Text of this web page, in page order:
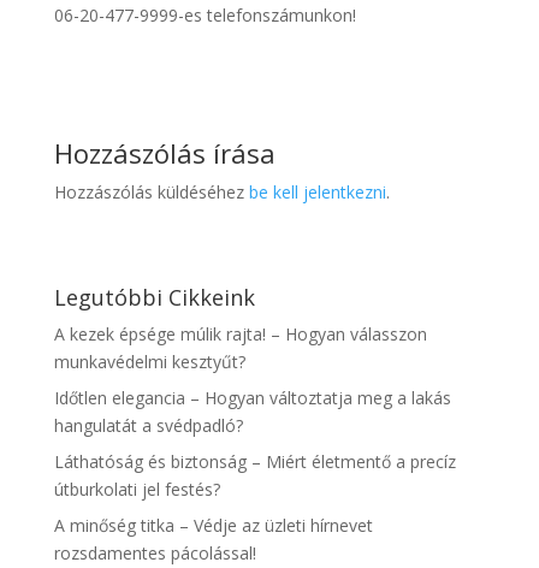
06-20-477-9999-es telefonszámunkon!
Hozzászólás írása
Hozzászólás küldéséhez be kell jelentkezni.
Legutóbbi Cikkeink
A kezek épsége múlik rajta! – Hogyan válasszon
munkavédelmi kesztyűt?
Időtlen elegancia – Hogyan változtatja meg a lakás
hangulatát a svédpadló?
Láthatóság és biztonság – Miért életmentő a precíz
útburkolati jel festés?
A minőség titka – Védje az üzleti hírnevet
rozsdamentes pácolással!